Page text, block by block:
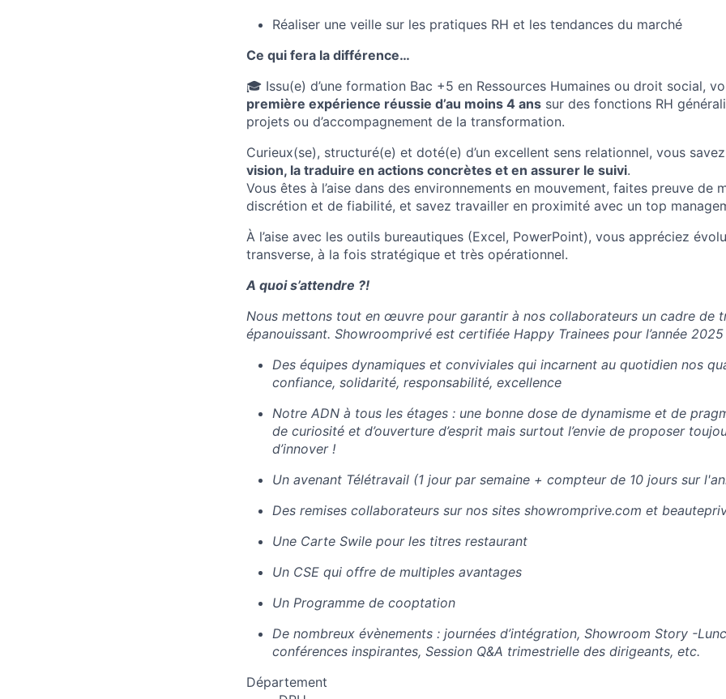
Réaliser une veille sur les pratiques RH et les tendances du marché
Ce qui fera la différence…
🎓 Issu(e) d’une formation Bac +5 en Ressources Humaines ou droit social,
première expérience réussie d’au moins 4 ans sur des fonctions RH
projets ou d’accompagnement de la transformation.
Curieux(se), structuré(e) et doté(e) d’un excellent sens relationnel, vous
vision, la traduire en actions concrètes et en assurer le suivi.
Vous êtes à l’aise dans des environnements en mouvement, faites preuve de
discrétion et de fiabilité, et savez travailler en proximité avec un top
À l’aise avec les outils bureautiques (Excel, PowerPoint), vous appréciez
transverse, à la fois stratégique et très opérationnel.
A quoi s’attendre ?!
Nous mettons tout en œuvre pour garantir à nos collaborateurs un cadre de
épanouissant. Showroomprivé est certifiée Happy Trainees pour l’année 2025
Des équipes dynamiques et conviviales qui incarnent au quotidien nos
confiance, solidarité, responsabilité, excellence
Notre ADN à tous les étages : une bonne dose de dynamisme et de
de curiosité et d’ouverture d’esprit mais surtout l’envie de proposer
d’innover !
Un avenant Télétravail (1 jour par semaine + compteur de 10 jours sur
Des remises collaborateurs sur nos sites showromprive.com et
Une Carte Swile pour les titres restaurant
Un CSE qui offre de multiples avantages
Un Programme de cooptation
De nombreux évènements : journées d’intégration, Showroom Story -
conférences inspirantes, Session Q&A trimestrielle des dirigeants, etc.
Département